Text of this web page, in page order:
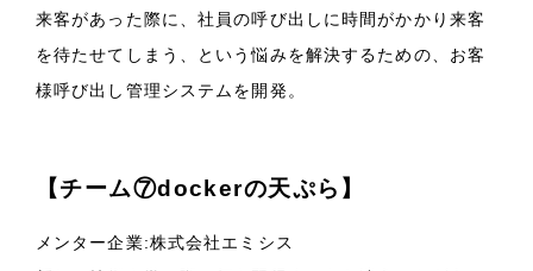
来客があった際に、社員の呼び出しに時間がかかり来客
を待たせてしまう、という悩みを解決するための、お客
様呼び出し管理システムを開発。
【チーム⑦dockerの天ぷら】
メンター企業:株式会社エミシス